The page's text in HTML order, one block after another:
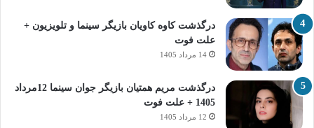
درگذشت کاوه کاویان بازیگر سینما و تلویزیون +
علت فوت
14 مرداد 1405
درگذشت مریم همتیان بازیگر جوان سینما 12مرداد
1405 + علت فوت
12 مرداد 1405